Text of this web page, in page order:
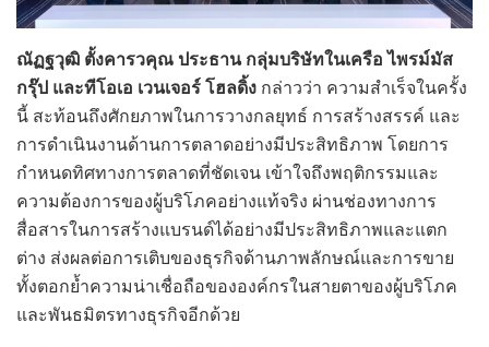
ณัฏฐวุฒิ ตั้งคารวคุณ ประธาน กลุ่มบริษัทในเครือ ไพรม์มัส
กรุ๊ป และทีโอเอ เวนเจอร์ โฮลดิ้ง กล่าวว่า ความสำเร็จในครั้ง
นี้ สะท้อนถึงศักยภาพในการวางกลยุทธ์ การสร้างสรรค์ และ
การดำเนินงานด้านการตลาดอย่างมีประสิทธิภาพ โดยการ
กำหนดทิศทางการตลาดที่ชัดเจน เข้าใจถึงพฤติกรรมและ
ความต้องการของผู้บริโภคอย่างแท้จริง ผ่านช่องทางการ
สื่อสารในการสร้างแบรนด์ได้อย่างมีประสิทธิภาพและแตก
ต่าง ส่งผลต่อการเติบของธุรกิจด้านภาพลักษณ์และการขาย
ทั้งตอกย้ำความน่าเชื่อถือขององค์กรในสายตาของผู้บริโภค
และพันธมิตรทางธุรกิจอีกด้วย